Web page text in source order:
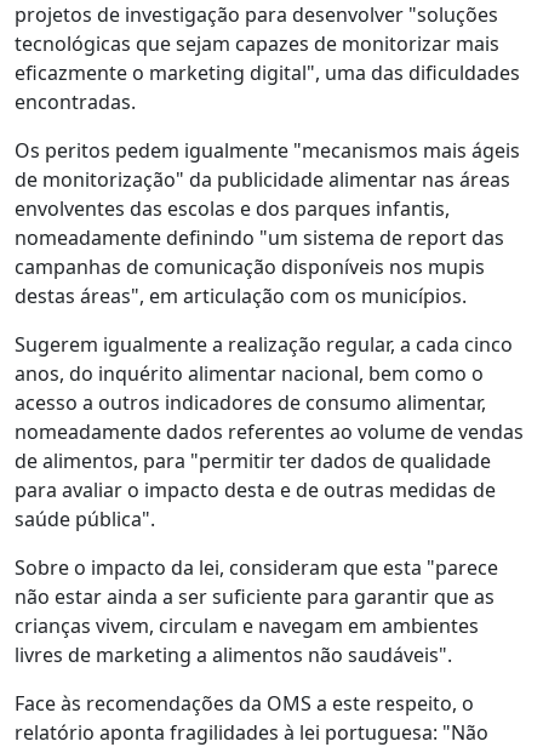
projetos de investigação para desenvolver "soluções
tecnológicas que sejam capazes de monitorizar mais
eficazmente o marketing digital", uma das dificuldades
encontradas.
Os peritos pedem igualmente "mecanismos mais ágeis
de monitorização" da publicidade alimentar nas áreas
envolventes das escolas e dos parques infantis,
nomeadamente definindo "um sistema de report das
campanhas de comunicação disponíveis nos mupis
destas áreas", em articulação com os municípios.
Sugerem igualmente a realização regular, a cada cinco
anos, do inquérito alimentar nacional, bem como o
acesso a outros indicadores de consumo alimentar,
nomeadamente dados referentes ao volume de vendas
de alimentos, para "permitir ter dados de qualidade
para avaliar o impacto desta e de outras medidas de
saúde pública".
Sobre o impacto da lei, consideram que esta "parece
não estar ainda a ser suficiente para garantir que as
crianças vivem, circulam e navegam em ambientes
livres de marketing a alimentos não saudáveis".
Face às recomendações da OMS a este respeito, o
relatório aponta fragilidades à lei portuguesa: "Não